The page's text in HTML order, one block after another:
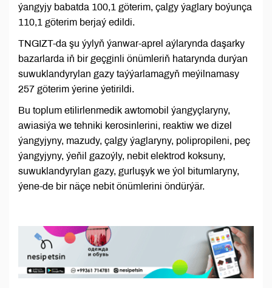
ýangyjy babatda 100,1 göterim, çalgy ýaglary boýunça
110,1 göterim berjaý edildi.
TNGIZT-da şu ýylyň ýanwar-aprel aýlarynda daşarky
bazarlarda iň bir geçginli önümleriň hatarynda durýan
suwuklandyrylan gazy taýýarlamagyň meýilnamasy
257 göterim ýerine ýetirildi.
Bu toplum etilirlenmedik awtomobil ýangyçlaryny,
awiasiýa we tehniki kerosinlerini, reaktiw we dizel
ýangyjyny, mazudy, çalgy ýaglaryny, polipropileni, peç
ýangyjyny, ýeňil gazoýly, nebit elektrod koksuny,
suwuklandyrylan gazy, gurluşyk we ýol bitumlaryny,
ýene-de bir näçe nebit önümlerini öndürýär.